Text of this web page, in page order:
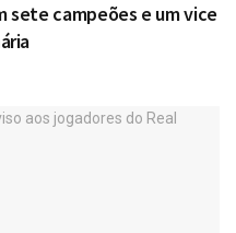
sete campeões e um vice